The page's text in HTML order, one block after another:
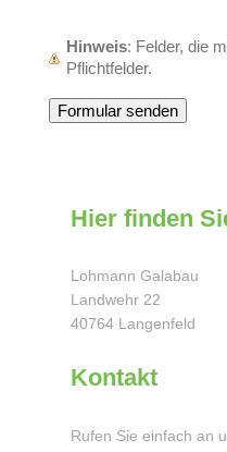
Hinweis : Felder, die
Pflichtfelder.
Hier finden
Lohmann Galabau
Landwehr 22
40764 Langenfeld
Kontakt
Rufen Sie einfach an